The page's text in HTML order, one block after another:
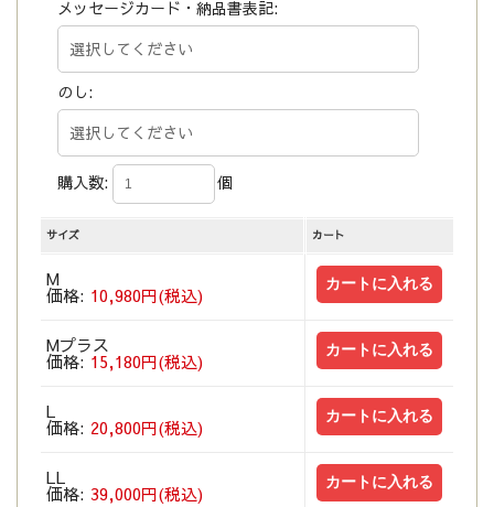
メッセージカード・納品書表記:
のし:
購入数: 個
サイズ カート
M
価格: 10,980円(税込)
Mプラス
価格: 15,180円(税込)
L
価格: 20,800円(税込)
LL
価格: 39,000円(税込)